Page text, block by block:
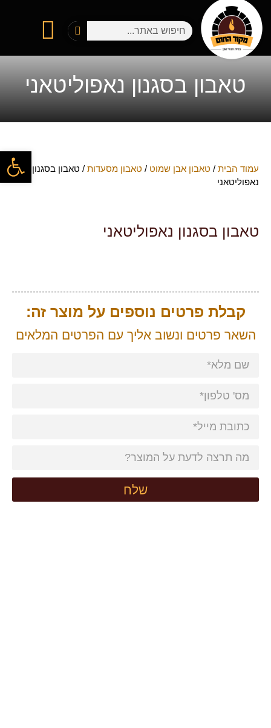
טאבון בסגנון נאפוליטאני
עמוד הבית / טאבון אבן שמוט / טאבון מסעדות / טאבון בסגנון
נאפוליטאני
טאבון בסגנון נאפוליטאני
קבלת פרטים נוספים על מוצר זה:
השאר פרטים ונשוב אליך עם הפרטים המלאים
שלח